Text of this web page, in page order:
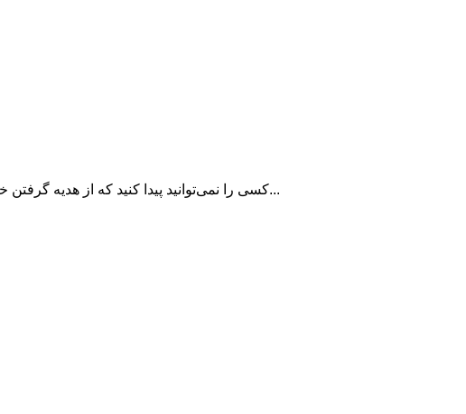
کسی را نمی‌توانید پیدا کنید که از هدیه گرفتن خوشحال نشود! هدیه گرفتن در هر مناسبتی، چه تولد باشد و چ...